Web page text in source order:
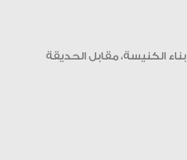
الكنيسة، مقابل الحديقة